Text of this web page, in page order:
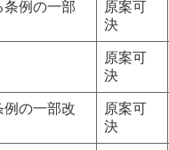
例の一部
原案可
決
原案可
決
の一部改
原案可
決